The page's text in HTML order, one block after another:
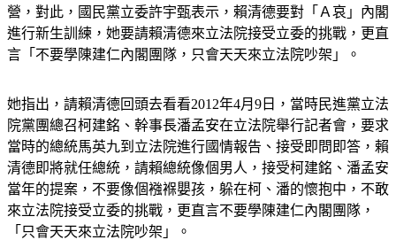
營，對此，國民黨立委許宇甄表示，賴清德要對「Ａ哀」內閣
進行新生訓練，她要請賴清德來立法院接受立委的挑戰，更直
言「不要學陳建仁內閣團隊，只會天天來立法院吵架」。
她指出，請賴清德回頭去看看2012年4月9日，當時民進黨立法
院黨團總召柯建銘、幹事長潘孟安在立法院舉行記者會，要求
當時的總統馬英九到立法院進行國情報告、接受即問即答，賴
清德即將就任總統，請賴總統像個男人，接受柯建銘、潘孟安
當年的提案，不要像個襁褓嬰孩，躲在柯、潘的懷抱中，不敢
來立法院接受立委的挑戰，更直言不要學陳建仁內閣團隊，
「只會天天來立法院吵架」。